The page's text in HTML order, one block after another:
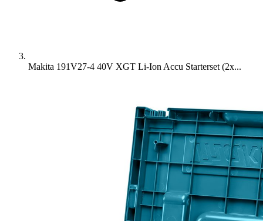
Makita 191V27-4 40V XGT Li-Ion Accu Starterset (2x...